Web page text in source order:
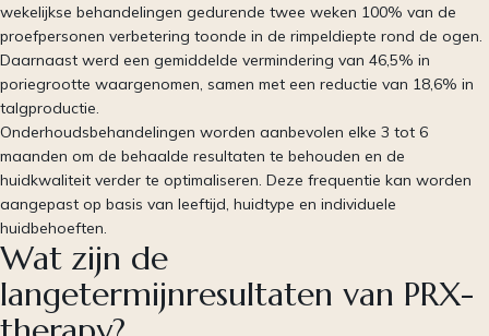
wekelijkse behandelingen gedurende twee weken 100% van de
proefpersonen verbetering toonde in de rimpeldiepte rond de ogen.
Daarnaast werd een gemiddelde vermindering van 46,5% in
poriegrootte waargenomen, samen met een reductie van 18,6% in
talgproductie.
Onderhoudsbehandelingen worden aanbevolen elke 3 tot 6
maanden om de behaalde resultaten te behouden en de
huidkwaliteit verder te optimaliseren. Deze frequentie kan worden
aangepast op basis van leeftijd, huidtype en individuele
huidbehoeften.
Wat zijn de
langetermijnresultaten van PRX-